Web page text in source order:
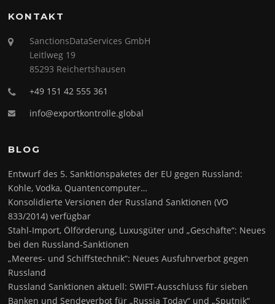
KONTAKT
SanctionsDataServices GmbH
Leitlweg 19
85293 Reichertshausen
+49 151 42 555 361
info@exportkontrolle.global
BLOG
Entwurf des 5. Sanktionspaketes der EU gegen Russland:
Kohle, Vodka, Quantencomputer…
Konsolidierte Versionen der Russland Sanktionen (VO
833/2014) verfügbar
Stahl-Import, Ölförderung, Luxusgüter und „Geschäfte“: Neues
bei den Russland-Sanktionen
„Meeres- und Schiffstechnik“: Neues Ausfuhrverbot gegen
Russland
Russland Sanktionen aktuell: SWIFT-Ausschluss für sieben
Banken und Sendeverbot für „Russia Today“ und „Sputnik“